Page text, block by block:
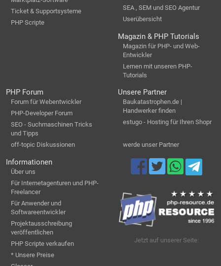
Ticket & Supportsysteme
PHP Scripte
SEA , SEM und SEO Agentur
Userübersicht
Magazin & PHP Tutorials
Magazin für PHP- und Web-
Entwickler
Lernen mit unseren PHP-
Tutorials
PHP Forum
Forum für Webentwickler
PHP-Developer Forum
SEO - Suchmaschinen Tricks
und Tipps
off-topic Diskussionen
Unsere Partner
Baukatastrophen.de |
Handwerker finden
estugo - Hosting für Ihren Shopr
werde unser Partner
Informationen
Über uns
Für Internetagenturen und PHP-
Freelancer
Für Anwender und
Softwareentwickler
Projektausschreibung
veröffentlichen
PHP Scripte verkaufen
* Unsere Preise
Jetzt auf unserer Seite: